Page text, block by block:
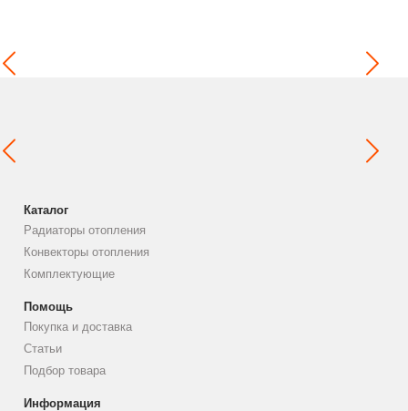
Каталог
Радиаторы отопления
Конвекторы отопления
Комплектующие
Помощь
Покупка и доставка
Статьи
Подбор товара
Информация